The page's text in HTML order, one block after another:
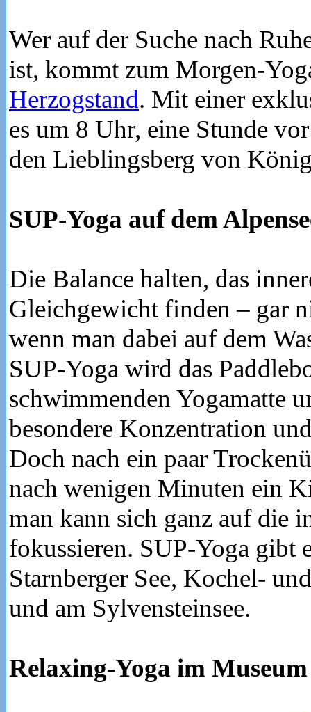
Wer auf der Suche nach
ist, kommt zum Morgen-
Herzogstand. Mit einer
es um 8 Uhr, eine Stunde
den Lieblingsberg von
SUP-Yoga auf dem
Die Balance halten, das
Gleichgewicht finden – gar
wenn man dabei auf dem
SUP-Yoga wird das
schwimmenden Yogamatte
besondere Konzentration
Doch nach ein paar
nach wenigen Minuten ein
man kann sich ganz auf die
fokussieren. SUP-Yoga gibt
Starnberger See, Kochel-
und am Sylvensteinsee.
Relaxing-Yoga im Museum